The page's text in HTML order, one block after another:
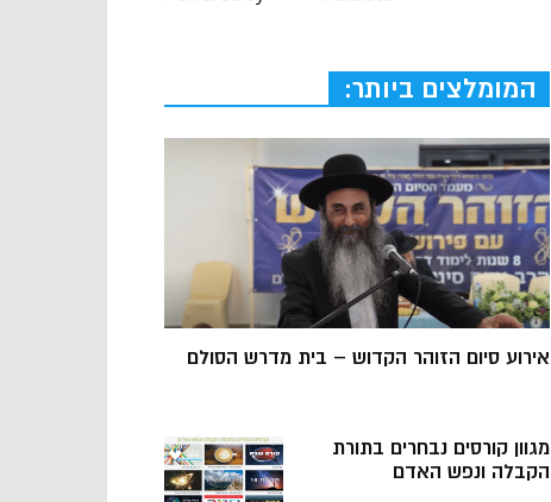
המומלצים ביותר:
אירוע סיום הזוהר הקדוש – בית מדרש הסולם
מגוון קורסים נבחרים בתורת
הקבלה ונפש האדם